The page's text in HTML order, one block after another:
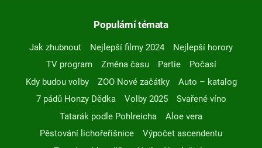
Populární témata
Jak zhubnout Nejlepší filmy 2024
Nejlepší horory
TV program
Změna času Partie
Počasí
Kdy budou volby
ZOO Nové začátky
Auto – katalog
7 pádů Honzy Dědka
Volby 2025
Svařené víno
Tatarák podle Pohlreicha
Aloe vera
Pěstování lichořeřišnice
Výpočet ascendentu